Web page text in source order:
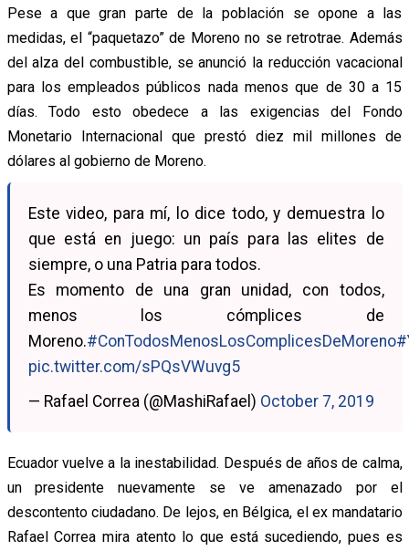
Pese a que gran parte de la población se opone a las
medidas, el “paquetazo” de Moreno no se retrotrae. Además
del alza del combustible, se anunció la reducción vacacional
para los empleados públicos nada menos que de 30 a 15
días. Todo esto obedece a las exigencias del Fondo
Monetario Internacional que prestó diez mil millones de
dólares al gobierno de Moreno.
Este video, para mí, lo dice todo, y demuestra lo
que está en juego: un país para las elites de
siempre, o una Patria para todos.
Es momento de una gran unidad, con todos,
menos los cómplices de
Moreno.#ConTodosMenosLosComplicesDeMoreno
pic.twitter.com/sPQsVWuvg5
— Rafael Correa (@MashiRafael) October 7, 2019
Ecuador vuelve a la inestabilidad. Después de años de calma,
un presidente nuevamente se ve amenazado por el
descontento ciudadano. De lejos, en Bélgica, el ex mandatario
Rafael Correa mira atento lo que está sucediendo, pues es